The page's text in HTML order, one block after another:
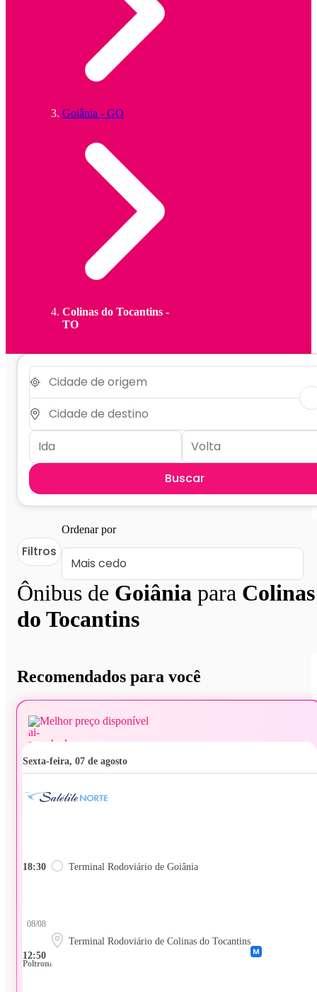
Goiânia - GO
Colinas do Tocantins -
TO
Buscar
Ônibus de Goiânia para Colinas
do Tocantins
Filtros
Ordenar por
Recomendados para você
Melhor preço disponível
sexta-feira, 07 de agosto
18:30 Terminal Rodoviário de Goiânia
12:50
08/08
Terminal Rodoviário de Colinas do Tocantins
Poltrona